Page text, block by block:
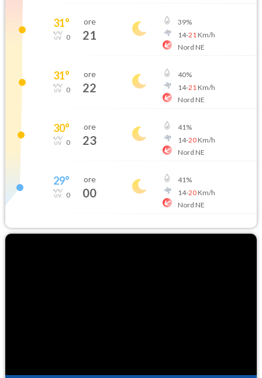
31°
0
ore
21
39%
14-21 Km/h
Nord NE
31°
0
ore
22
40%
14-21 Km/h
Nord NE
30°
0
ore
23
41%
14-20Km/h
Nord NE
29°
0
ore
00
41%
14-20Km/h
Nord NE